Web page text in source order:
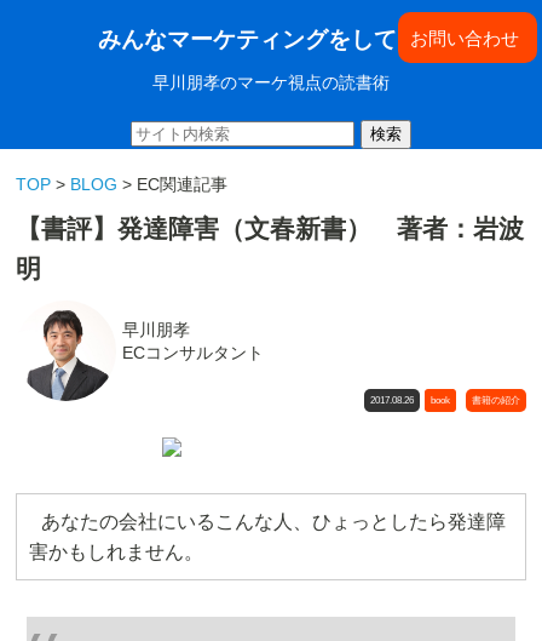
みんなマーケティングをしてきた
早川朋孝のマーケ視点の読書術
お問い合わせ
検索
TOP > BLOG > EC関連記事
【書評】発達障害（文春新書） 著者：岩波
明
早川朋孝
ECコンサルタント
2017.08.26 book 書籍の紹介
あなたの会社にいるこんな人、ひょっとしたら発達障
害かもしれません。